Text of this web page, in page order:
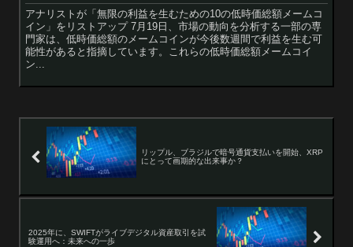
アナリストが「無限の利益を生むための10の低時価総額メームコ
イン」をリストアップ 7月19日、市場の動向を分析する一部の専
門家は、低時価総額のメームコインが今後数週間で利益を生む可
能性があると指摘しています。これらの低時価総額メームコイ
ン...
リップル、ブラジルで暗号通貨支払いを開始、XRP
にとって画期的な出来事か？
2025年に、SWIFTがライブデジタル資産取引を試
験運用へ：未来への一歩